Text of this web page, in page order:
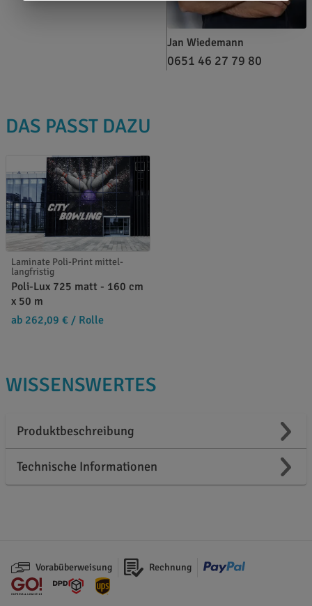
Jan Wiedemann
0651 46 27 79 80
DAS PASST DAZU
Laminate Poli-Print mittel-
langfristig
Poli-Lux 725 matt - 160 cm
x 50 m
ab 262,09 € / Rolle
WISSENSWERTES
Produktbeschreibung
Technische Informationen
Vorabüberweisung Rechnung